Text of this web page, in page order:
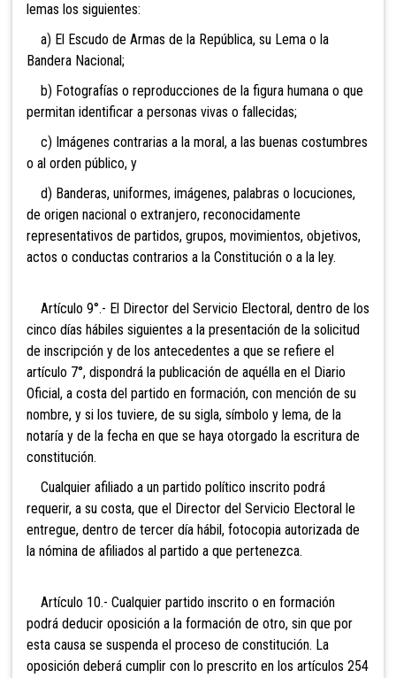
lemas los siguientes:
a) El Escudo de Armas de la República, su Lema o la
Bandera Nacional;
b) Fotografías o reproducciones de la figura humana o que
permitan identificar a personas vivas o fallecidas;
c) Imágenes contrarias a la moral, a las buenas costumbres
o al orden público, y
d) Banderas, uniformes, imágenes, palabras o locuciones,
de origen nacional o extranjero, reconocidamente
representativos de partidos, grupos, movimientos, objetivos,
actos o conductas contrarios a la Constitución o a la ley.
Artículo 9°.- El Director del Servicio Electoral, dentro de los
cinco días hábiles siguientes a la presentación de la solicitud
de inscripción y de los antecedentes a que se refiere el
artículo 7°, dispondrá la publicación de aquélla en el Diario
Oficial, a costa del partido en formación, con mención de su
nombre, y si los tuviere, de su sigla, símbolo y lema, de la
notaría y de la fecha en que se haya otorgado la escritura de
constitución.
Cualquier afiliado a un partido político inscrito podrá
requerir, a su costa, que el Director del Servicio Electoral le
entregue, dentro de tercer día hábil, fotocopia autorizada de
la nómina de afiliados al partido a que pertenezca.
Artículo 10.- Cualquier partido inscrito o en formación
podrá deducir oposición a la formación de otro, sin que por
esta causa se suspenda el proceso de constitución. La
oposición deberá cumplir con lo prescrito en los artículos 254